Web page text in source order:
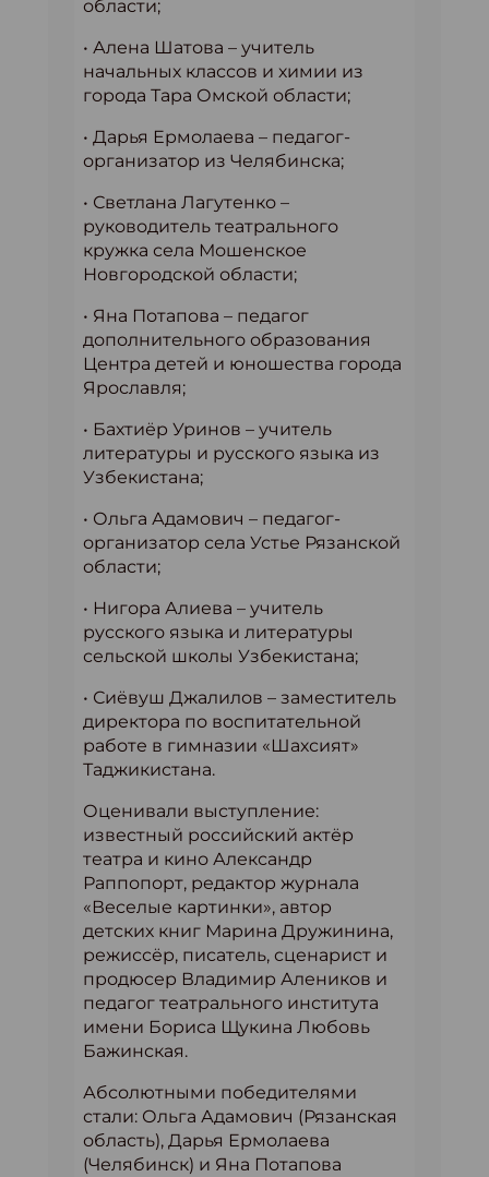
области;
• Алена Шатова – учитель
начальных классов и химии из
города Тара Омской области;
• Дарья Ермолаева – педагог-
организатор из Челябинска;
• Светлана Лагутенко –
руководитель театрального
кружка села Мошенское
Новгородской области;
• Яна Потапова – педагог
дополнительного образования
Центра детей и юношества города
Ярославля;
• Бахтиёр Уринов – учитель
литературы и русского языка из
Узбекистана;
• Ольга Адамович – педагог-
организатор села Устье Рязанской
области;
• Нигора Алиева – учитель
русского языка и литературы
сельской школы Узбекистана;
• Сиёвуш Джалилов – заместитель
директора по воспитательной
работе в гимназии «Шахсият»
Таджикистана.
Оценивали выступление:
известный российский актёр
театра и кино Александр
Раппопорт, редактор журнала
«Веселые картинки», автор
детских книг Марина Дружинина,
режиссёр, писатель, сценарист и
продюсер Владимир Алеников и
педагог театрального института
имени Бориса Щукина Любовь
Бажинская.
Абсолютными победителями
стали: Ольга Адамович (Рязанская
область), Дарья Ермолаева
(Челябинск) и Яна Потапова